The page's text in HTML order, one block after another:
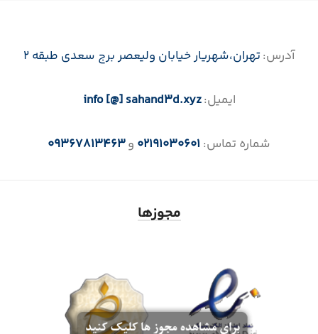
آدرس:تهران،‌شهریار خیابان ولیعصر برج سعدی طبقه 2
ایمیل:info [@] sahand3d.xyz
شماره تماس: 02191030601 و09367813463
مجوزها